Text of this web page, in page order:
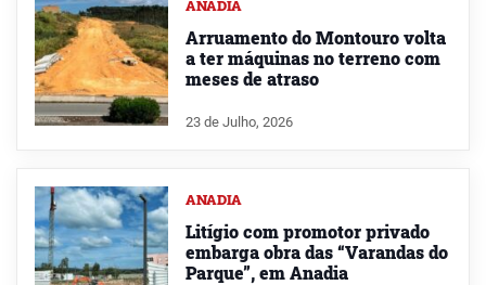
ANADIA
Arruamento do Montouro volta
a ter máquinas no terreno com
meses de atraso
23 de Julho, 2026
ANADIA
Litígio com promotor privado
embarga obra das “Varandas do
Parque”, em Anadia